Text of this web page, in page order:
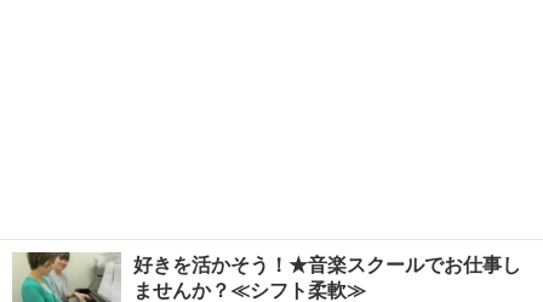
好きを活かそう！★音楽スクールでお仕事し
ませんか？≪シフト柔軟≫